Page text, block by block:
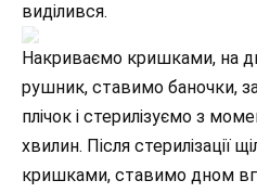
виділився.
Накриваємо кришками, на
рушник, ставимо баночки,
плічок і стерилізуємо з
хвилин. Після стерилізації
кришками, ставимо дном